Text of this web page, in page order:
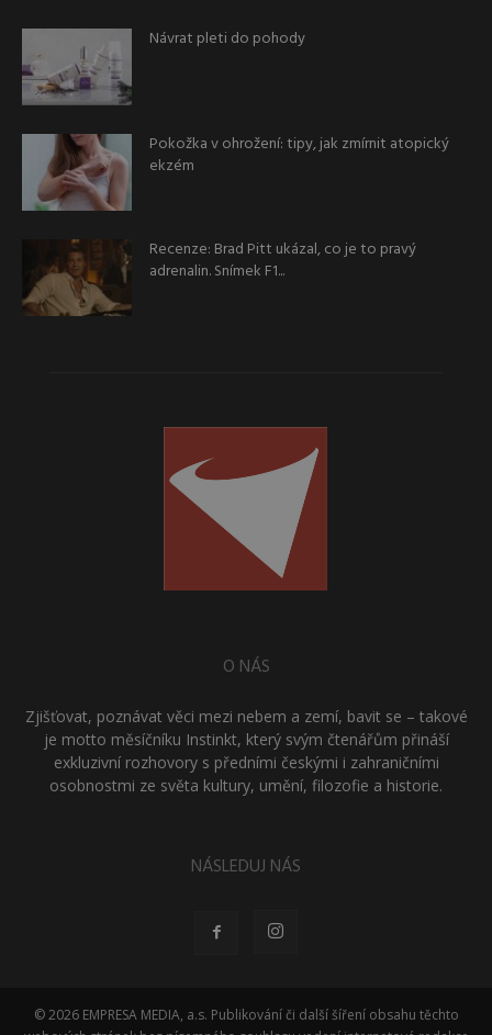
Návrat pleti do pohody
Pokožka v ohrožení: tipy, jak zmírnit atopický
ekzém
Recenze: Brad Pitt ukázal, co je to pravý
adrenalin. Snímek F1...
O NÁS
Zjišťovat, poznávat věci mezi nebem a zemí, bavit se – takové
je motto měsíčníku Instinkt, který svým čtenářům přináší
exkluzivní rozhovory s předními českými i zahraničními
osobnostmi ze světa kultury, umění, filozofie a historie.
NÁSLEDUJ NÁS
© 2026 EMPRESA MEDIA, a.s. Publikování či další šíření obsahu těchto